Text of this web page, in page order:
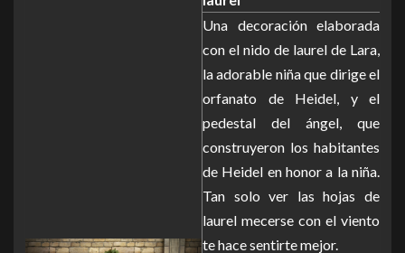
Una decoración elaborada
con el nido de laurel de Lara,
la adorable niña que dirige el
orfanato de Heidel, y el
pedestal del ángel, que
construyeron los habitantes
de Heidel en honor a la niña.
Tan solo ver las hojas de
laurel mecerse con el viento
te hace sentirte mejor.